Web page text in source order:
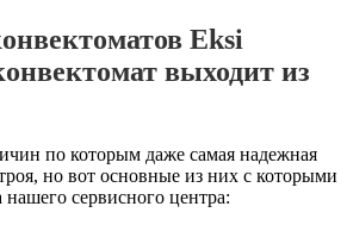
Eksi
выходит из
по которым даже самая надежная
но вот основные из них с которыми
нашего сервисного центра: